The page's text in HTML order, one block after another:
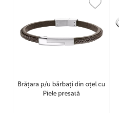
Brățara p/u bărbați din oțel cu
Piele presată